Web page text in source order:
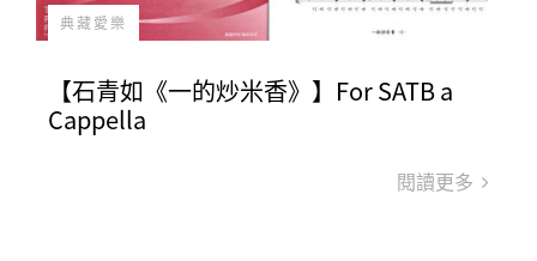
典藏愛樂
【石青如《一的炒米香》】For SATB a
Cappella
閱讀更多